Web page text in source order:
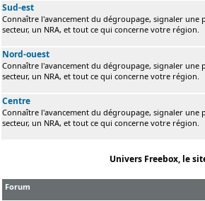
Sud-est
Connaître l'avancement du dégroupage, signaler une
secteur, un NRA, et tout ce qui concerne votre région.
Nord-ouest
Connaître l'avancement du dégroupage, signaler une
secteur, un NRA, et tout ce qui concerne votre région.
Centre
Connaître l'avancement du dégroupage, signaler une
secteur, un NRA, et tout ce qui concerne votre région.
Univers Freebox, le
Forum